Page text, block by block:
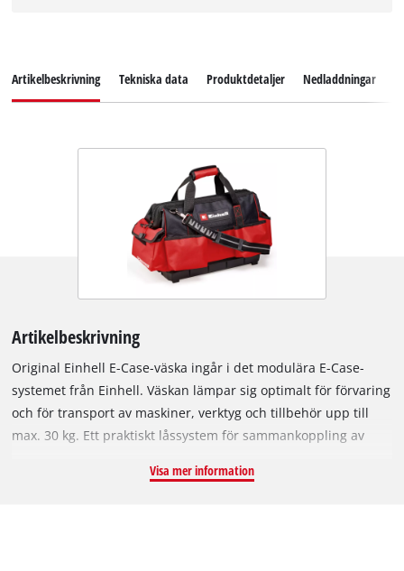
Artikelbeskrivning Tekniska data Produktdetaljer Nedladdningar
Artikelbeskrivning
Original Einhell E-Case-väska ingår i det modulära E-Case-
systemet från Einhell. Väskan lämpar sig optimalt för förvaring
och för transport av maskiner, verktyg och tillbehör upp till
max. 30 kg. Ett praktiskt låssystem för sammankoppling av
möjliggör säker transport. Systemväskan har mycket plats för
Visa mer information